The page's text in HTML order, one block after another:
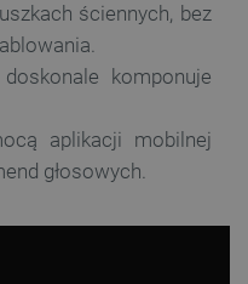
ściennych, bez
komponuje
aplikacji mobilnej
głosowych.